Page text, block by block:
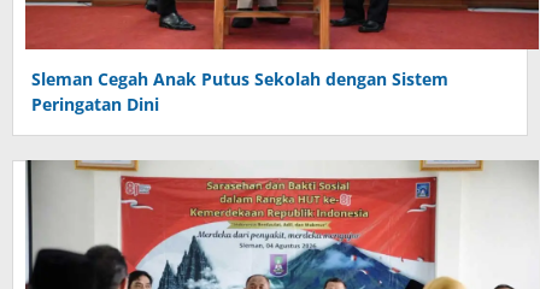
Sleman Cegah Anak Putus Sekolah dengan Sistem
Peringatan Dini